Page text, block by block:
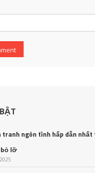
ngôn tình hấp dẫn nhất
lỡ